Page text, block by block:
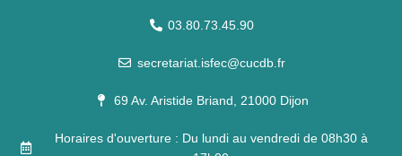
03.80.73.45.90
secretariat.isfec@cucdb.fr
69 Av. Aristide Briand, 21000 Dijon
Horaires d'ouverture : Du lundi au vendredi de 08h30 à